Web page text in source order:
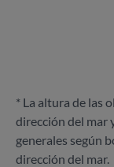
* La altura de las
dirección del mar
generales según
dirección del mar.